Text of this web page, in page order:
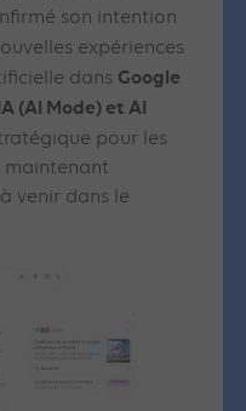
son intention
expériences
dans Google
(AI Mode) et AI
pour les
maintenant
venir dans le